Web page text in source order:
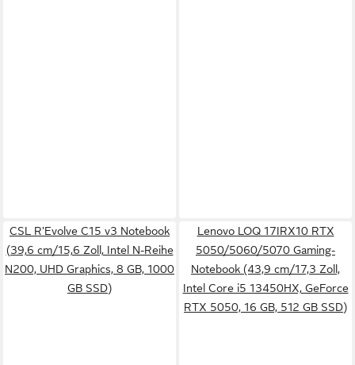
CSL R'Evolve C15 v3 Notebook
(39,6 cm/15,6 Zoll, Intel N-Reihe
N200, UHD Graphics, 8 GB, 1000
GB SSD)
Lenovo LOQ 17IRX10 RTX
5050/5060/5070 Gaming-
Notebook (43,9 cm/17,3 Zoll,
Intel Core i5 13450HX, GeForce
RTX 5050, 16 GB, 512 GB SSD)